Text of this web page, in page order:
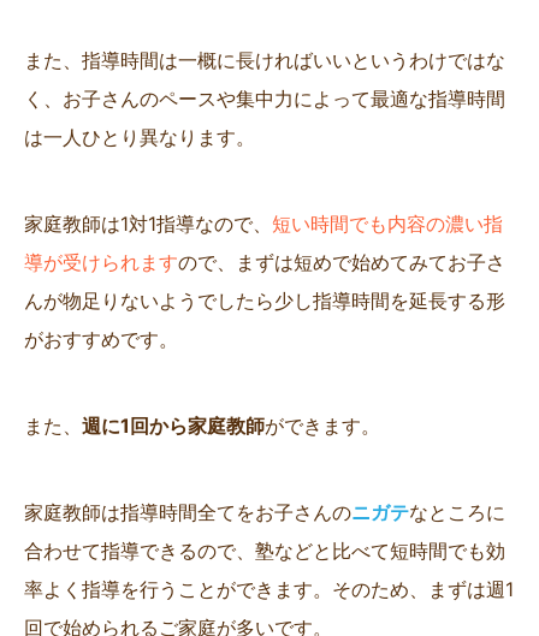
また、指導時間は一概に長ければいいというわけではな
く、お子さんのペースや集中力によって最適な指導時間
は一人ひとり異なります。
家庭教師は1対1指導なので、 短い時間でも内容の濃い指
導が受けられますので、まずは短めで始めてみてお子さ
んが物足りないようでしたら少し指導時間を延長する形
がおすすめです。
また、 週に1回から家庭教師ができます。
家庭教師は指導時間全てをお子さんのニガテなところに
合わせて指導できるので、塾などと比べて短時間でも効
率よく指導を行うことができます。そのため、まずは週1
回で始められるご家庭が多いです。